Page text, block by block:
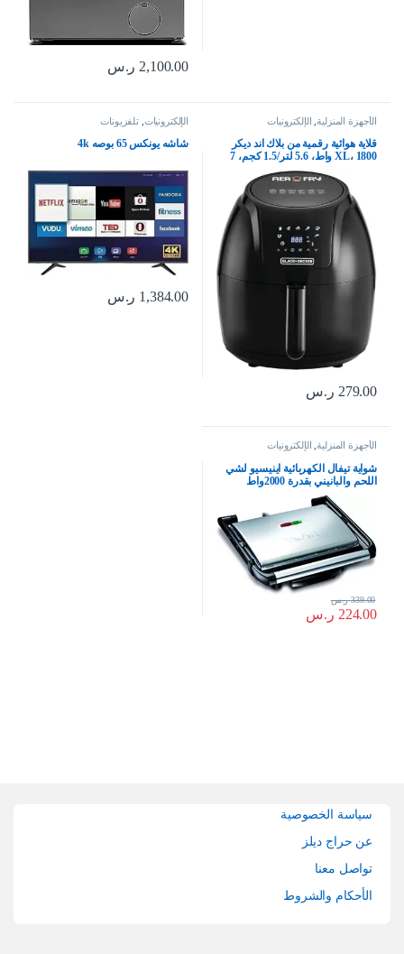
2,100.00 ر.س
الأجهزة المنزلية, الإلكترونيات
قلاية هوائية رقمية من بلاك اند ديكر
XL، 1800 واط، 5.6 لتر/1.5 كجم، 7
إعدادات مسبقة، طهي مقرمش
وصحي، تقنية الهواء السريع وشاشة
LED، الأفضل للقلي، الشوي،
التحميص، الخبز، AF625 B5، أسود
279.00 ر.س
الإلكترونيات ,تلفزيونات
شاشه يونكس 65 بوصه 4k
1,384.00 ر.س
الأجهزة المنزلية, الإلكترونيات
شواية تيفال الكهربائية اينيسيو لشي
اللحم والبانيني بقدرة 2000واط
224.00 ر.س
339.00 ر.س
سياسة الخصوصية
عن حراج ديلز
تواصل معنا
الأحكام والشروط